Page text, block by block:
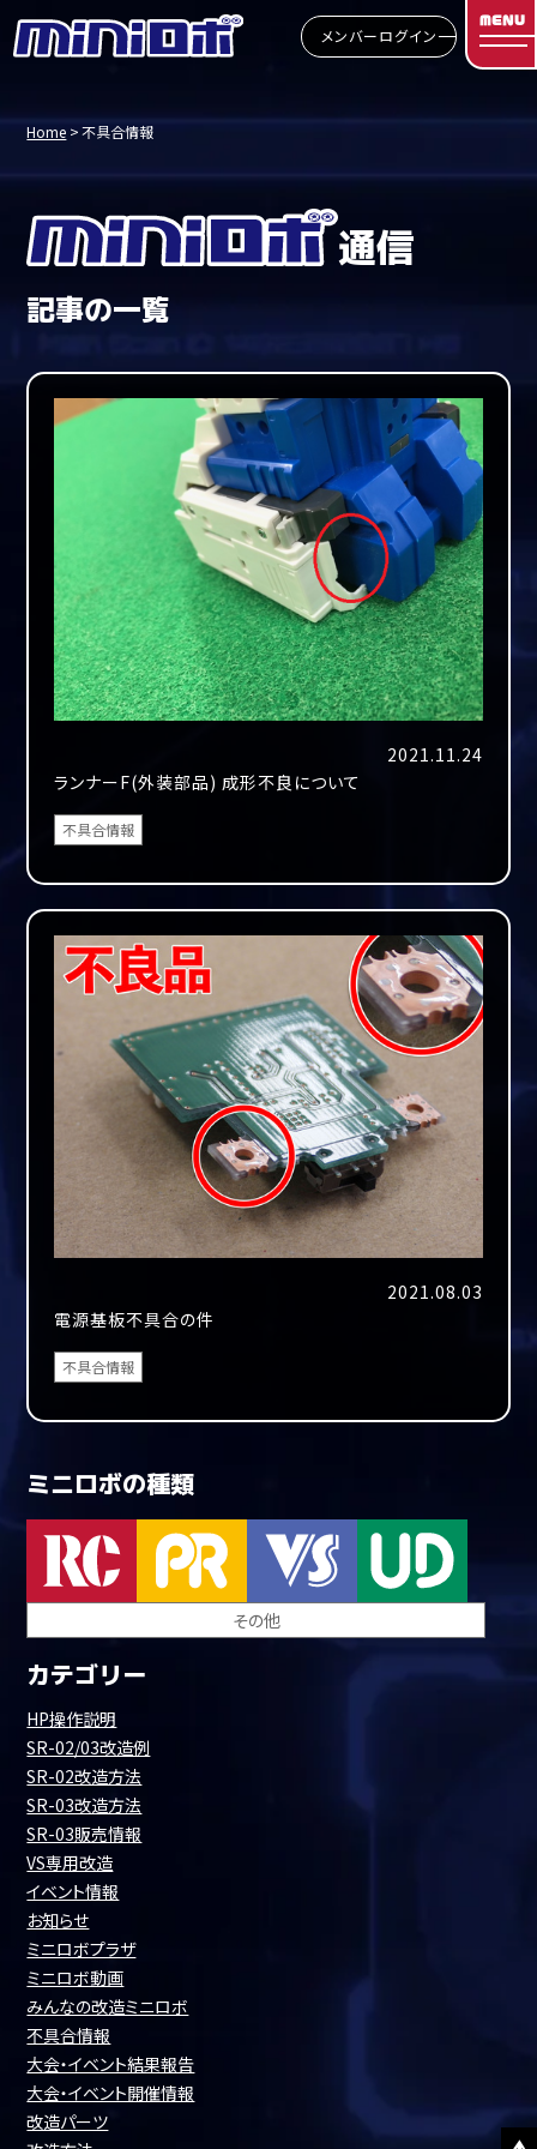
メンバーログイン
MENU
Home 不具合情報
通信
記事の一覧
2021.11.24
ランナーF(外装部品) 成形不良について
不具合情報
2021.08.03
電源基板不具合の件
不具合情報
ミニロボの種類
その他
カテゴリー
HP操作説明
SR-02/03改造例
SR-02改造方法
SR-03改造方法
SR-03販売情報
VS専用改造
イベント情報
お知らせ
ミニロボプラザ
ミニロボ動画
みんなの改造ミニロボ
不具合情報
大会・イベント結果報告
大会・イベント開催情報
改造パーツ